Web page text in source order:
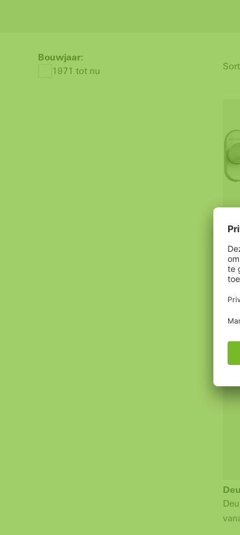
Bouwjaar:
1971 tot nu